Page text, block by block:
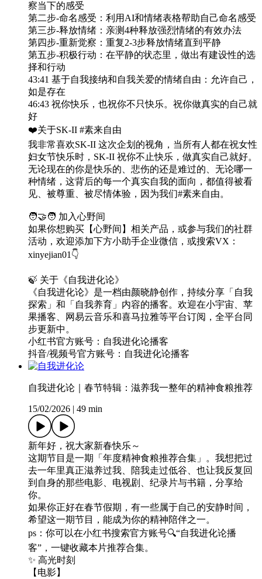
察当下的感受
第二步-命名感受：利用AI和情绪表格帮助自己命名感受
第三步-释放情绪：亲测4种释放强烈情绪的有效办法
第四步-重新觉察：重复2-3步释放情绪直到平静
第五步-积极行动：在平静的状态里，做出有建设性的选
择和行动
43:41 基于自我接纳和自我关爱的情绪自由：允许自己，
如是存在
46:43 祝你快乐，也祝你不只快乐。祝你做真实的自己就
好
❤️关于SK-II #素来自由
我非常喜欢SK-II 这次企划的视角，当所有人都在祝女性
妇女节快乐时，SK-II 祝你不止快乐，做真实自己就好。
无论现在的你是快乐的、悲伤的还是难过的、无论哪一
种情绪，这背后的每一个真实自我的面向，都值得被看
见、被尊重、被尽情体验，因为我们#素来自由。
🧑🤝🧑 加入心野间
如果你想购买【心野间】相关产品，或参与我们的社群
活动，欢迎添加下方小助手企业微信，或搜索VX：
xinyejian01👇
🍃 关于《自我进化论》
《自我进化论》是一档由颜晓静创作，持续分享「自我
探索」和「自我养育」内容的播客。欢迎在小宇宙、苹
果播客、网易云音乐和喜马拉雅等平台订阅，全平台同
步更新中。
小红书官方账号：自我进化论播客
抖音/视频号官方账号：自我进化论播客
自我进化论｜春节特辑：滋养我一整年的精神食粮推荐
15/02/2026 49 min
新年好，祝大家新春快乐～
这期节目是一期「年度精神食粮推荐合集」。我想把过
去一年里真正滋养过我、陪我走过低谷、也让我反复回
到自身的那些电影、电视剧、纪录片与书籍，分享给
你。
如果你正好在春节假期，有一些属于自己的安静时间，
希望这一期节目，能成为你的精神陪伴之一。
ps：你可以在小红书搜索官方账号🔍“自我进化论播
客”，一键收藏本片推荐合集。
✨ 高光时刻
【电影】